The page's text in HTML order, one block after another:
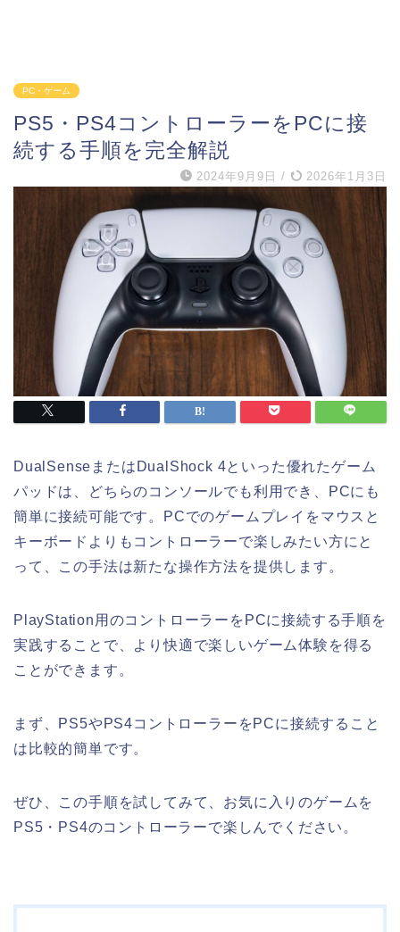
PC・ゲーム
PS5・PS4コントローラーをPCに接
続する手順を完全解説
2024年9月9日 / 2026年1月3日
DualSenseまたはDualShock 4といった優れたゲーム
パッドは、どちらのコンソールでも利用でき、PCにも
簡単に接続可能です。PCでのゲームプレイをマウスと
キーボードよりもコントローラーで楽しみたい方にと
って、この手法は新たな操作方法を提供します。
PlayStation用のコントローラーをPCに接続する手順を
実践することで、より快適で楽しいゲーム体験を得る
ことができます。
まず、PS5やPS4コントローラーをPCに接続すること
は比較的簡単です。
ぜひ、この手順を試してみて、お気に入りのゲームを
PS5・PS4のコントローラーで楽しんでください。